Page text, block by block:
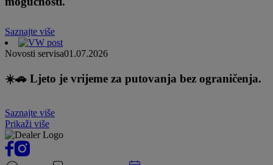
Saznajte više
Novosti servisa01.07.2026
☀️🚗 Ljeto je vrijeme za putovanja bez ograničenja.
Saznajte više
Prikaži više